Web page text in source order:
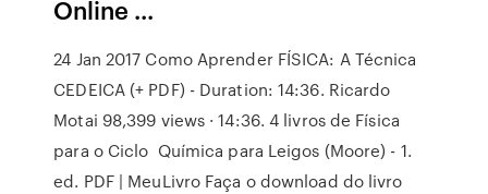
Online ...
24 Jan 2017 Como Aprender FÍSICA: A Técnica
CEDEICA (+ PDF) - Duration: 14:36. Ricardo
Motai 98,399 views · 14:36. 4 livros de Física
para o Ciclo Química para Leigos (Moore) - 1.
ed. PDF | MeuLivro Faça o download do livro